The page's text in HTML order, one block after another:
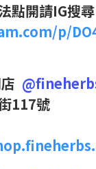
點開請IG搜
p/
117號